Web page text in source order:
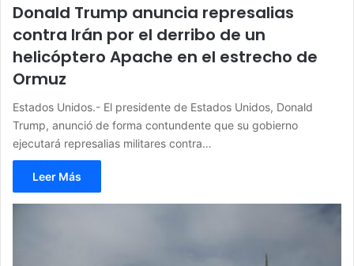
Donald Trump anuncia represalias
contra Irán por el derribo de un
helicóptero Apache en el estrecho de
Ormuz
Estados Unidos.- El presidente de Estados Unidos, Donald
Trump, anunció de forma contundente que su gobierno
ejecutará represalias militares contra…
Leer Más